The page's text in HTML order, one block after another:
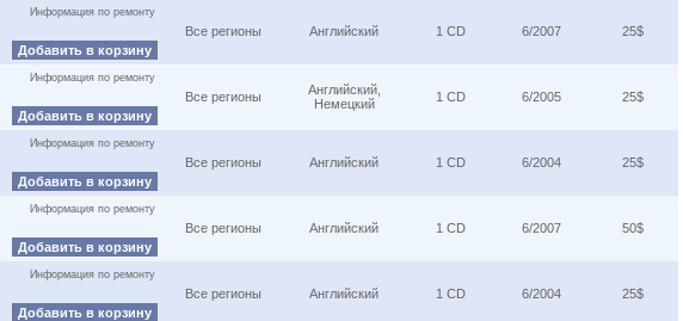
Информация по ремонту
Добавить в корзину
Все регионы Английский 1 CD 6/2007 25$
Информация по ремонту
Добавить в корзину
Все регионы
Английский,
Немецкий
1 CD 6/2005 25$
Информация по ремонту
Добавить в корзину
Все регионы Английский 1 CD 6/2004 25$
Информация по ремонту
Добавить в корзину
Все регионы Английский 1 CD 6/2007 50$
Информация по ремонту
Добавить в корзину
Все регионы Английский 1 CD 6/2004 25$